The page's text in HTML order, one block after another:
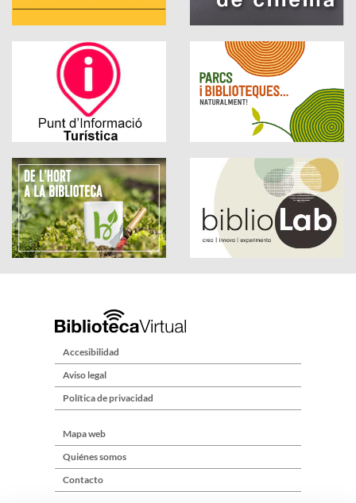
Accesibilidad
Aviso legal
Política de privacidad
Mapa web
Quiénes somos
Contacto